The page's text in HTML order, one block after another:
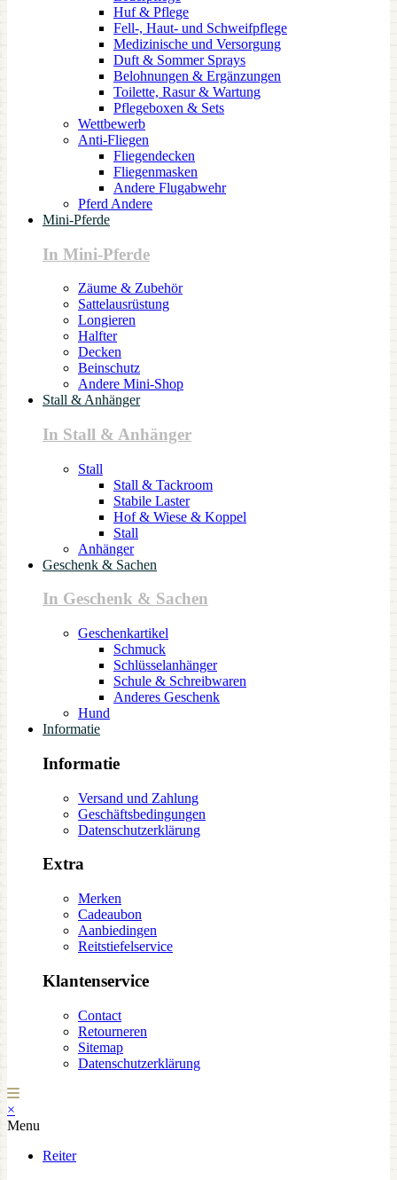
Huf & Pflege
Fell-, Haut- und Schweifpflege
Medizinische und Versorgung
Duft & Sommer Sprays
Belohnungen & Ergänzungen
Toilette, Rasur & Wartung
Pflegeboxen & Sets
Wettbewerb
Anti-Fliegen
Fliegendecken
Fliegenmasken
Andere Flugabwehr
Pferd Andere
Mini-Pferde
In Mini-Pferde
Zäume & Zubehör
Sattelausrüstung
Longieren
Halfter
Decken
Beinschutz
Andere Mini-Shop
Stall & Anhänger
In Stall & Anhänger
Stall
Stall & Tackroom
Stabile Laster
Hof & Wiese & Koppel
Stall
Anhänger
Geschenk & Sachen
In Geschenk & Sachen
Geschenkartikel
Schmuck
Schlüsselanhänger
Schule & Schreibwaren
Anderes Geschenk
Hund
Informatie
Informatie
Versand und Zahlung
Geschäftsbedingungen
Datenschutzerklärung
Extra
Merken
Cadeaubon
Aanbiedingen
Reitstiefelservice
Klantenservice
Contact
Retourneren
Sitemap
Datenschutzerklärung
×
Menu
Reiter